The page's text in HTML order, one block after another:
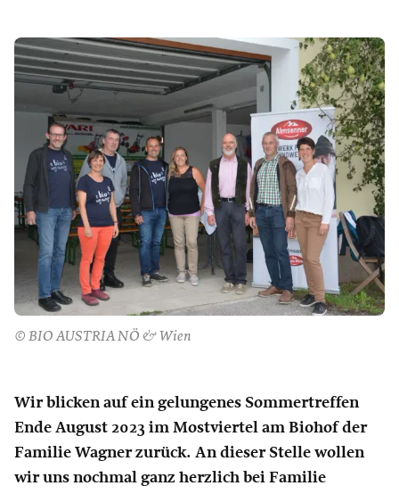
© BIO AUSTRIA NÖ & Wien
Wir blicken auf ein gelungenes Sommertreffen
Ende August 2023 im Mostviertel am Biohof der
Familie Wagner zurück. An dieser Stelle wollen
wir uns nochmal ganz herzlich bei Familie